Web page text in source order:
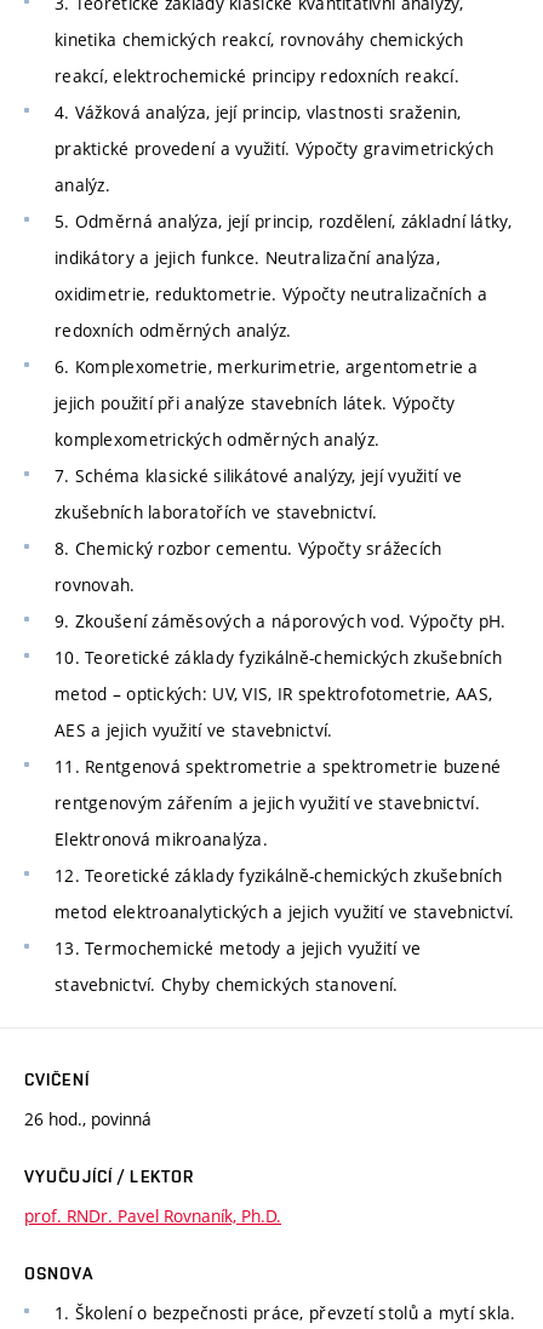
kinetika chemických reakcí, rovnováhy chemických
reakcí, elektrochemické principy redoxních reakcí.
4. Vážková analýza, její princip, vlastnosti sraženin,
praktické provedení a využití. Výpočty gravimetrických
analýz.
5. Odměrná analýza, její princip, rozdělení, základní látky,
indikátory a jejich funkce. Neutralizační analýza,
oxidimetrie, reduktometrie. Výpočty neutralizačních a
redoxních odměrných analýz.
6. Komplexometrie, merkurimetrie, argentometrie a
jejich použití při analýze stavebních látek. Výpočty
komplexometrických odměrných analýz.
7. Schéma klasické silikátové analýzy, její využití ve
zkušebních laboratořích ve stavebnictví.
8. Chemický rozbor cementu. Výpočty srážecích
rovnovah.
9. Zkoušení záměsových a náporových vod. Výpočty pH.
10. Teoretické základy fyzikálně-chemických zkušebních
metod – optických: UV, VIS, IR spektrofotometrie, AAS,
AES a jejich využití ve stavebnictví.
11. Rentgenová spektrometrie a spektrometrie buzené
rentgenovým zářením a jejich využití ve stavebnictví.
Elektronová mikroanalýza.
12. Teoretické základy fyzikálně-chemických zkušebních
metod elektroanalytických a jejich využití ve stavebnictví.
13. Termochemické metody a jejich využití ve
stavebnictví. Chyby chemických stanovení.
CVIČENÍ
26 hod., povinná
VYUČUJÍCÍ / LEKTOR
prof. RNDr. Pavel Rovnaník, Ph.D.
OSNOVA
1. Školení o bezpečnosti práce, převzetí stolů a mytí skla.